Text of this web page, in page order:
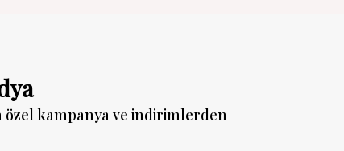
özel kampanya ve indirimlerden